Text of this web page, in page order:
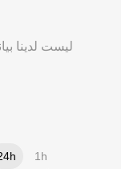
ليست لدينا
1h
24h